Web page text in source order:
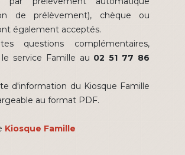
de prélèvement), chèque ou
également acceptés.
questions complémentaires,
service Famille au 02 51 77 86
d'information du Kiosque Famille
au format PDF.
Kiosque Famille